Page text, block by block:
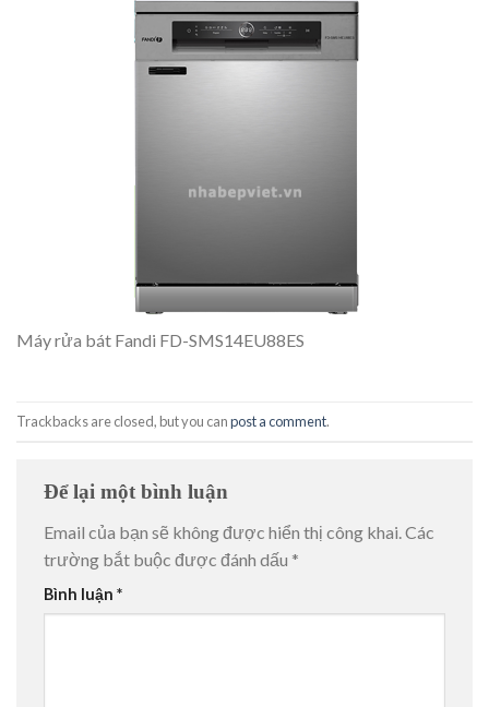
Máy rửa bát Fandi FD-SMS14EU88ES
Trackbacks are closed, but you canpost a comment.
Để lại một bình luận
Email của bạn sẽ không được hiển thị công khai.Các
trường bắt buộc được đánh dấu *
Bình luận *